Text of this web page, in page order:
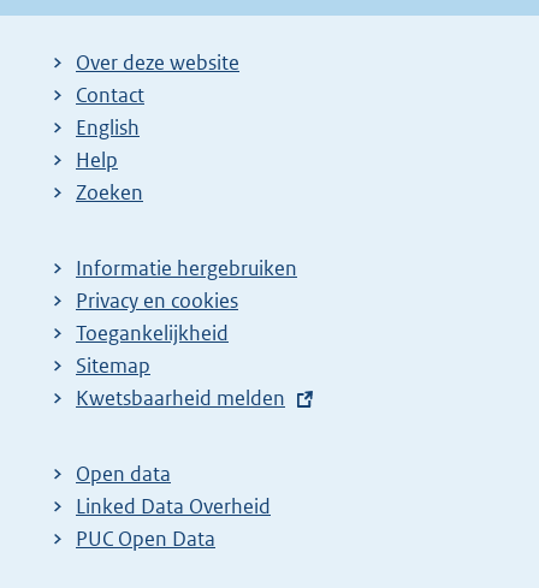
Over deze website
Contact
English
Help
Zoeken
Informatie hergebruiken
Privacy en cookies
Toegankelijkheid
Sitemap
E
t
e
r
Kwetsbaarheid melden
Open data
Linked Data Overheid
PUC Open Data